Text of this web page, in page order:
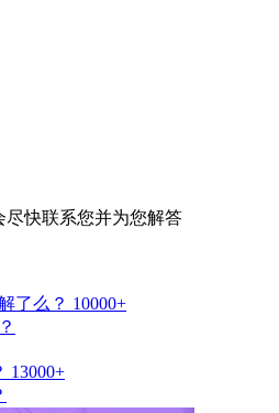
快联系您并为您解答
了么？ 10000+
13000+